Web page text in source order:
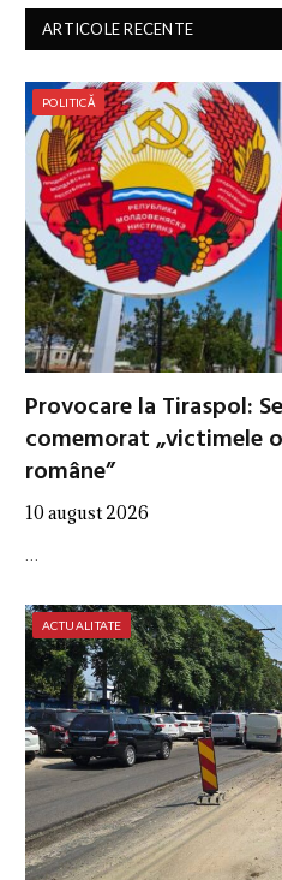
ARTICOLE RECENTE
POLITICĂ
Provocare la Tiraspol:
comemorat „victimele
române”
10 august 2026
…
ACTUALITATE